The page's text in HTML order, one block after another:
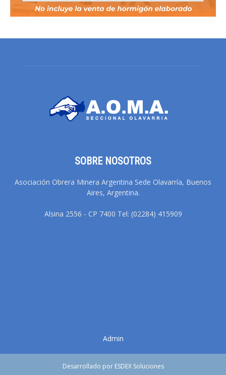
SOBRE NOSOTROS
Asociación Obrera Minera Argentina Sede Olavarría, Buenos
Aires, Argentina.
Alsina 2556 - CP 7400 Tel: (02284) 415909
Admin
Desarrollado por ESDEX Soluciones